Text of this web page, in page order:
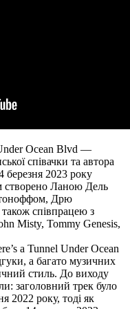
Ocean Blvd —
співачки та автора
2023 року
створено Ланою Дель
Дрю
співпрацею з
Misty, Tommy Genesis,
a Tunnel Under Ocean
а багато музичних
стиль. До виходу
заголовний трек було
2022 року, тоді як